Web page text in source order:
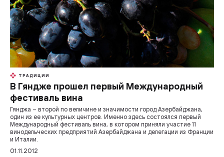
ТРАДИЦИИ
В Гяндже прошел первый Международный
фестиваль вина
Гянджа – второй по величине и значимости город Азербайджана,
один из ее культурных центров. Именно здесь состоялся первый
Международный фестиваль вина, в котором приняли участие 11
винодельческих предприятий Азербайджана и делегации из Франции
и Италии.
01.11.2012